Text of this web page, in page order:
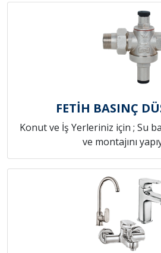
FETİH BASINÇ
Konut ve İş Yerleriniz için ; Su
ve montajını